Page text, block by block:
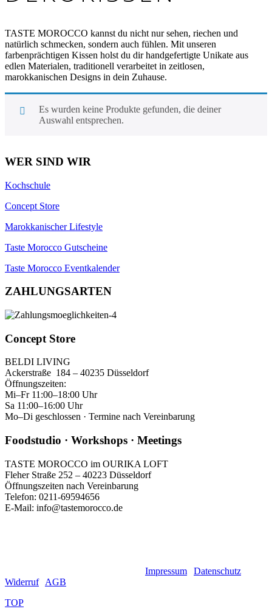
TASTE MOROCCO kannst du nicht nur sehen, riechen und
natürlich schmecken, sondern auch fühlen. Mit unseren
farbenprächtigen Kissen holst du dir handgefertigte Unikate aus
edlen Materialen, traditionell verarbeitet in zeitlosen,
marokkanischen Designs in dein Zuhause.
Es wurden keine Produkte gefunden, die deiner
Auswahl entsprechen.
WER SIND WIR
Kochschule
Concept Store
Marokkanischer Lifestyle
Taste Morocco Gutscheine
Taste Morocco Eventkalender
ZAHLUNGSARTEN
Concept Store
BELDI LIVING
Ackerstraße 184 – 40235 Düsseldorf
Öffnungszeiten:
Mi–Fr 11:00–18:00 Uhr
Sa 11:00–16:00 Uhr
Mo–Di geschlossen · Termine nach Vereinbarung
Foodstudio · Workshops · Meetings
TASTE MOROCCO im OURIKA LOFT
Fleher Straße 252 – 40223 Düsseldorf
Öffnungszeiten nach Vereinbarung
Telefon: 0211-69594656
E-Mail: info@tastemorocco.de
Impressum Datenschutz
Widerruf| AGB
TOP